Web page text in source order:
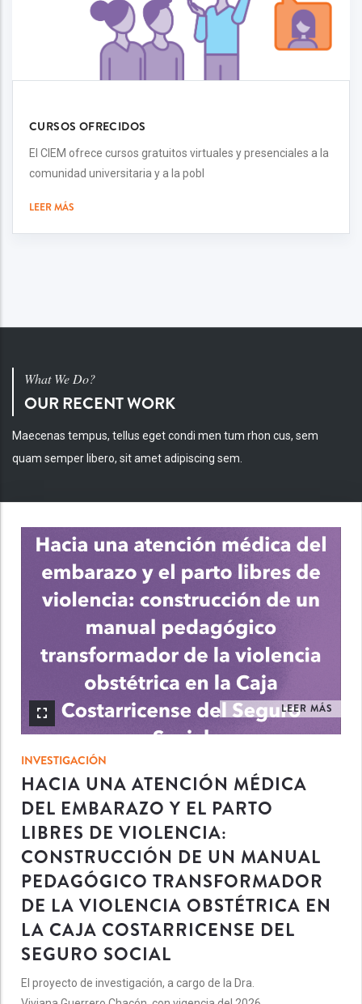
CURSOS OFRECIDOS
El CIEM ofrece cursos gratuitos virtuales y presenciales a la
comunidad universitaria y a la pobl
LEER MÁS
What We Do?
OUR RECENT WORK
Maecenas tempus, tellus eget condi men tum rhon cus, sem
quam semper libero, sit amet adipiscing sem.
LEER MÁS
INVESTIGACIÓN
HACIA UNA ATENCIÓN MÉDICA
DEL EMBARAZO Y EL PARTO
LIBRES DE VIOLENCIA:
CONSTRUCCIÓN DE UN MANUAL
PEDAGÓGICO TRANSFORMADOR
DE LA VIOLENCIA OBSTÉTRICA EN
LA CAJA COSTARRICENSE DEL
SEGURO SOCIAL
El proyecto de investigación, a cargo de la Dra.